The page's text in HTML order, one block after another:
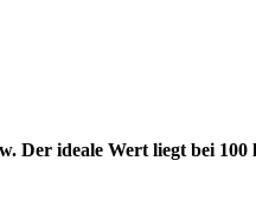
ideale Wert liegt bei